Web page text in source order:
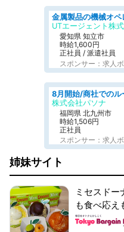
UTエージェント株
愛知県 知立市
時給1,600円
正社員 / 派遣社員
スポンサー：求人
株式会社パソナ
福岡県 北九州市
時給1,506円
正社員
スポンサー：求人
姉妹サイト
ミセスドー
も食べ応え